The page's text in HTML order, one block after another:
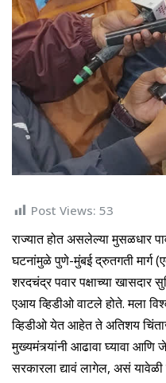
Post Views: 53
राज्यात होत असलेल्या मुसळधार
घटनांमुळे पुणे-मुंबई द्रुतगती मार्ग
शरदचंद्र पवार पक्षाच्या खासदार
एआय व्हिडीओ वाटले होते. मला
व्हिडीओ येत आहेत ते अतिशय
मुख्यमंत्र्यांनी आढावा घ्यावा आणि
सरकारला द्यावं लागेल, असं यावेळी